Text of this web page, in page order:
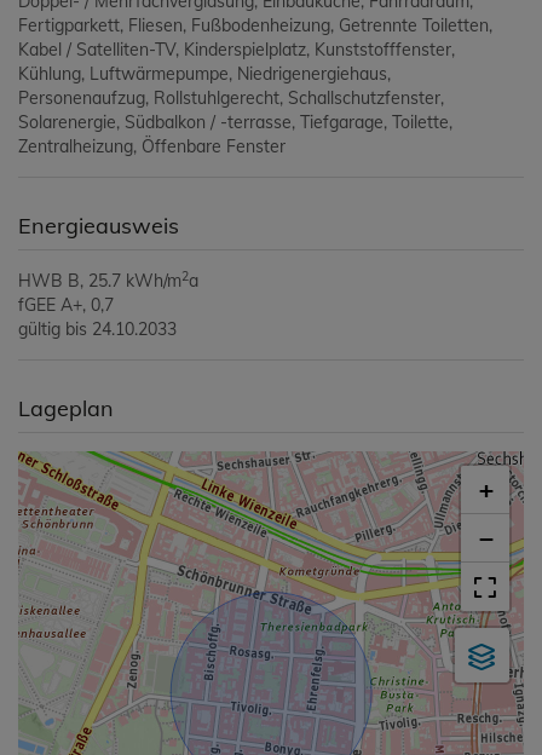
Fertigparkett Fliesen Fußbodenheizung Getrennte Toiletten
Kabel / Satelliten-TV Kinderspielplatz Kunststofffenster
Kühlung Luftwärmepumpe Niedrigenergiehaus
Personenaufzug Rollstuhlgerecht Schallschutzfenster
Solarenergie Südbalkon / -terrasse Tiefgarage Toilette
Zentralheizung Öffenbare Fenster
Energieausweis
HWB B, 25.7 kWh/m2a
fGEE A+, 0,7
gültig bis 24.10.2033
Lageplan
+
−